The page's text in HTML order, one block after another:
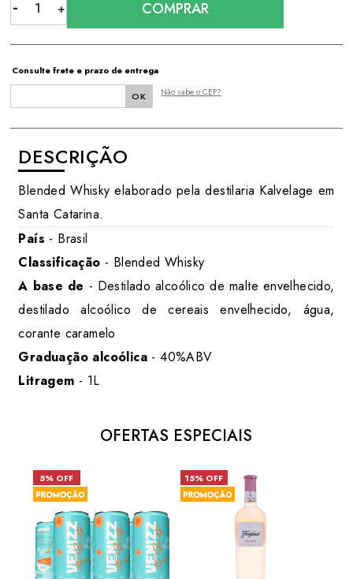
COMPRAR
Consulte frete e prazo de entrega
Não sabe o CEP?
DESCRIÇÃO
Blended Whisky elaborado pela destilaria Kalvelage em
Santa Catarina.
País - Brasil
Classificação - Blended Whisky
A base de - Destilado alcoólico de malte envelhecido,
destilado alcoólico de cereais envelhecido, água,
corante caramelo
Graduação alcoólica - 40%ABV
Litragem - 1L
OFERTAS ESPECIAIS
5% OFF 15% OFF